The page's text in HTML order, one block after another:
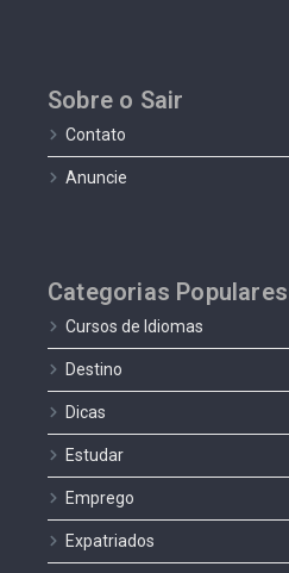
Sobre o Sair
Contato
Anuncie
Categorias Populares
Cursos de Idiomas
Destino
Dicas
Estudar
Emprego
Expatriados